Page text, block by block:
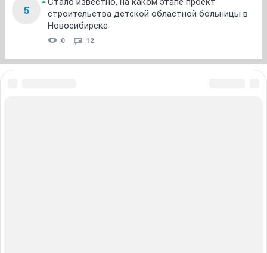
5
строительства детской областной больницы в
Новосибирске
0 12